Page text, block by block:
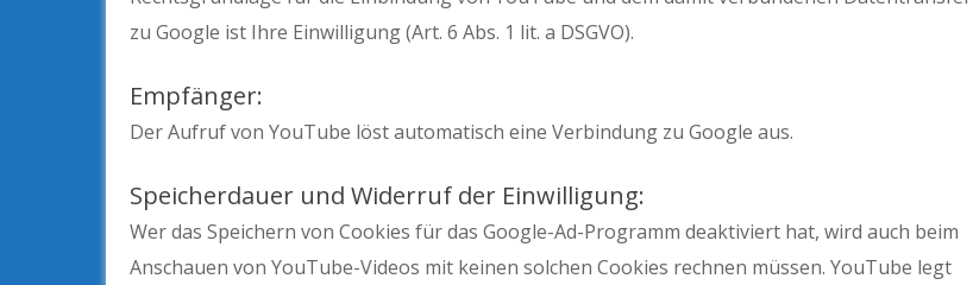
zu Google ist Ihre Einwilligung (Art. 6 Abs. 1 lit. a DSGVO).
Empfänger:
Der Aufruf von YouTube löst automatisch eine Verbindung zu Google aus.
Speicherdauer und Widerruf der Einwilligung:
Wer das Speichern von Cookies für das Google-Ad-Programm deaktiviert hat, wird auch beim
Anschauen von YouTube-Videos mit keinen solchen Cookies rechnen müssen. YouTube legt